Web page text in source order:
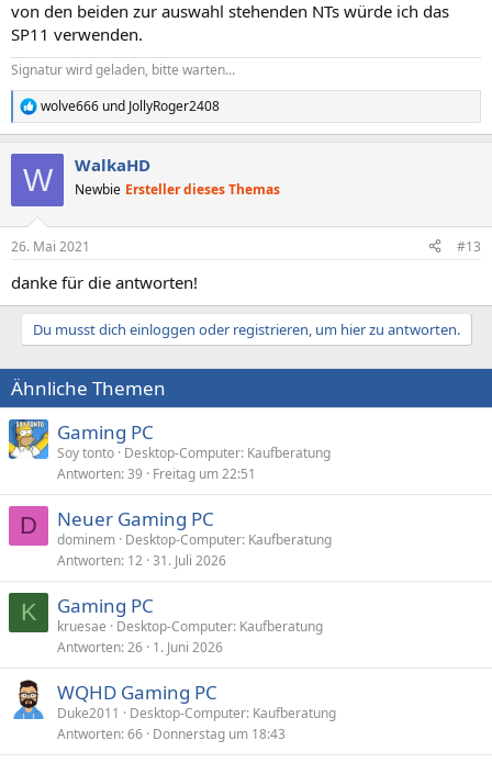
von den beiden zur auswahl stehenden NTs würde ich das
SP11 verwenden.
Signatur wird geladen, bitte warten...
R
e
k
e
:
wolve666 und JollyRoger2408
W WalkaHD
Newbie Ersteller dieses Themas
26. Mai 2021 #13
danke für die antworten!
Du musst dich einloggen oder registrieren, um hier zu antworten.
Ähnliche Themen
Gaming PC
Soy tonto Desktop-Computer: Kaufberatung
Antworten 39 Freitag um 22:51
D Neuer Gaming PC
dominem Desktop-Computer: Kaufberatung
Antworten 12 31. Juli 2026
K Gaming PC
kruesae
Desktop-Computer: Kaufberatung
Antworten 26 1. Juni 2026
WQHD Gaming PC
Duke2011
Desktop-Computer: Kaufberatung
Antworten 66 Donnerstag um 18:43